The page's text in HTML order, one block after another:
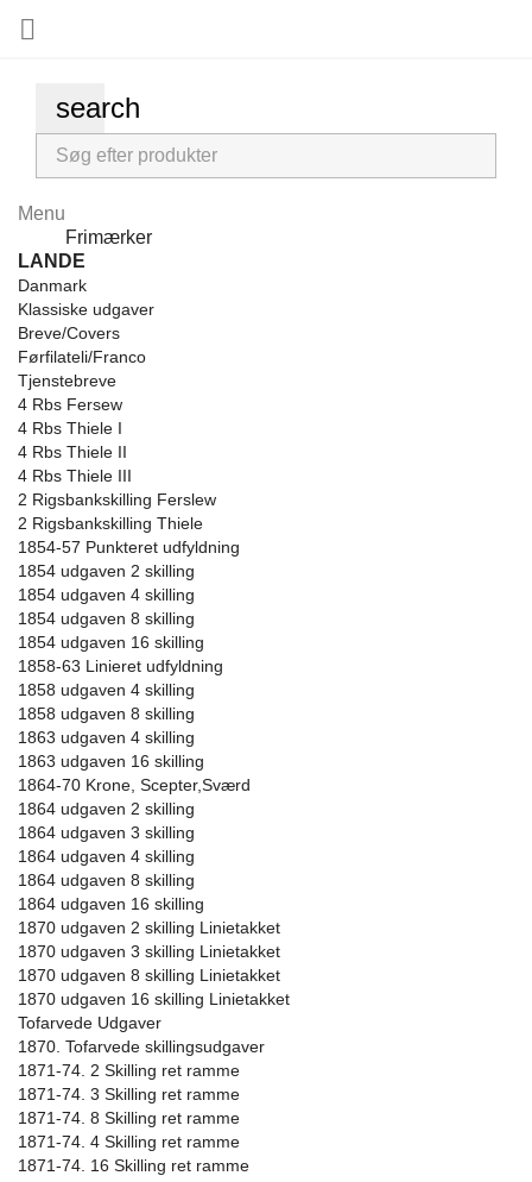

search
Menu
Frimærker
LANDE
Danmark
Klassiske udgaver
Breve/Covers
Førfilateli/Franco
Tjenstebreve
4 Rbs Fersew
4 Rbs Thiele I
4 Rbs Thiele II
4 Rbs Thiele III
2 Rigsbankskilling Ferslew
2 Rigsbankskilling Thiele
1854-57 Punkteret udfyldning
1854 udgaven 2 skilling
1854 udgaven 4 skilling
1854 udgaven 8 skilling
1854 udgaven 16 skilling
1858-63 Linieret udfyldning
1858 udgaven 4 skilling
1858 udgaven 8 skilling
1863 udgaven 4 skilling
1863 udgaven 16 skilling
1864-70 Krone, Scepter,Sværd
1864 udgaven 2 skilling
1864 udgaven 3 skilling
1864 udgaven 4 skilling
1864 udgaven 8 skilling
1864 udgaven 16 skilling
1870 udgaven 2 skilling Linietakket
1870 udgaven 3 skilling Linietakket
1870 udgaven 8 skilling Linietakket
1870 udgaven 16 skilling Linietakket
Tofarvede Udgaver
1870. Tofarvede skillingsudgaver
1871-74. 2 Skilling ret ramme
1871-74. 3 Skilling ret ramme
1871-74. 8 Skilling ret ramme
1871-74. 4 Skilling ret ramme
1871-74. 16 Skilling ret ramme